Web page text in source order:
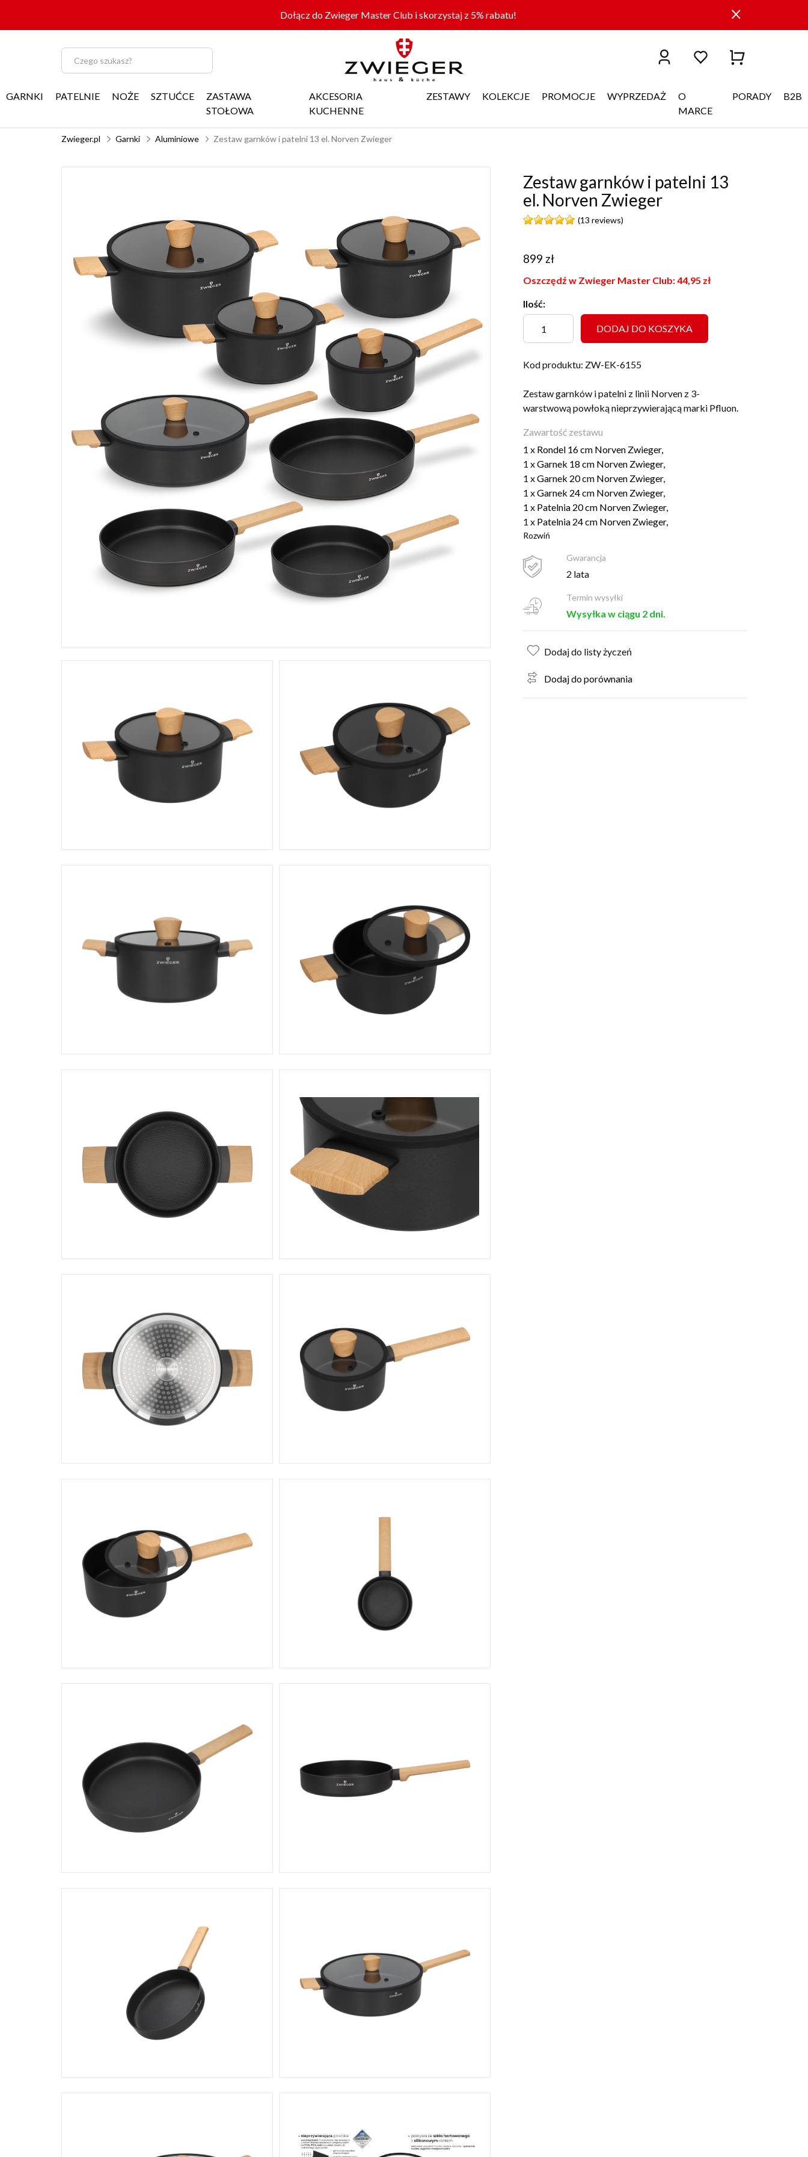
Dołącz do Zwieger Master Club i skorzystaj z 5% rabatu!
GARNKI PATELNIE NOŻE SZTUĆCE
ZASTAWA
STOŁOWA
AKCESORIA
KUCHENNE
ZESTAWY KOLEKCJE PROMOCJE WYPRZEDAŻ
O
MARCE
PORADY B2B
Zwieger.pl Garnki Aluminiowe Zestaw garnków i patelni 13 el. Norven Zwieger
Zestaw garnków i patelni 13
el. Norven Zwieger
(13 reviews)
899 zł
Oszczędź w Zwieger Master Club:44,95 zł
Ilość:
DODAJ DO KOSZYKA
Kod produktu: ZW-EK-6155
Zestaw garnków i patelni z linii Norven z 3-
warstwową powłoką nieprzywierającą marki Pfluon.
Zawartość zestawu
1 x Rondel 16 cm Norven Zwieger,
1 xGarnek 18 cm Norven Zwieger,
1 xGarnek 20 cm Norven Zwieger,
1 xGarnek 24 cm Norven Zwieger,
1 x Patelnia 20 cm Norven Zwieger,
1 x Patelnia 24 cm Norven Zwieger,
Rozwiń
Gwarancja
2 lata
Termin wysyłki
Wysyłka w ciągu 2 dni.
Dodaj do listy życzeń
Dodaj do porównania